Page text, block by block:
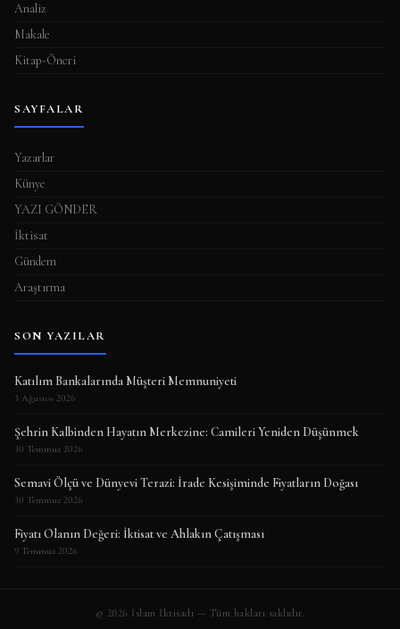
Analiz
Makale
Kitap-Öneri
SAYFALAR
Yazarlar
Künye
YAZI GÖNDER
İktisat
Gündem
Araştırma
SON YAZILAR
Katılım Bankalarında Müşteri Memnuniyeti
3 Ağustos 2026
Şehrin Kalbinden Hayatın Merkezine: Camileri Yeniden Düşünmek
30 Temmuz 2026
Semavi Ölçü ve Dünyevi Terazi: İrade Kesişiminde Fiyatların Doğası
30 Temmuz 2026
Fiyatı Olanın Değeri: İktisat ve Ahlakın Çatışması
9 Temmuz 2026
© 2026 İslam İktisadı — Tüm hakları saklıdır.